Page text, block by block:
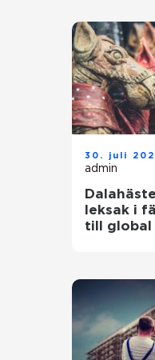
30. juli
admin
Dalahästen
leksak i
till global